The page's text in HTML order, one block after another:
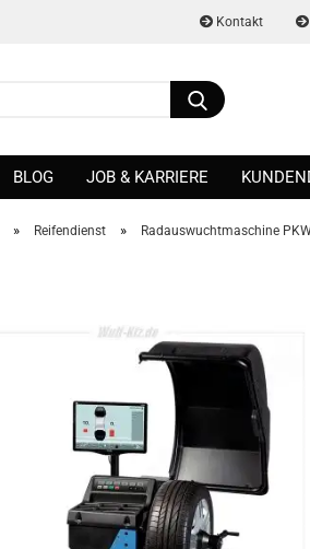
Kontakt
Passwort vergessen?
BLOG JOB & KARRIERE
» Reifendienst » Radauswuchtmaschine